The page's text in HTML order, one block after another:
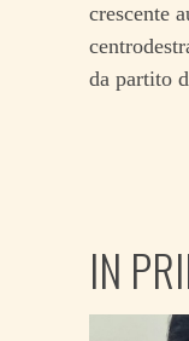
crescente
da partito
IN